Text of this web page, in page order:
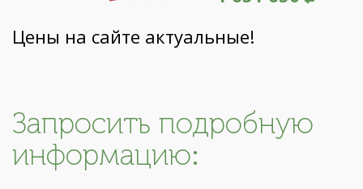
Цены на сайте актуальные!
Запросить подробную
информацию: